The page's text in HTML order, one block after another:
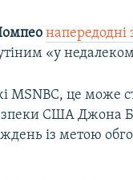
напередодні
«у
MSNBC, це може
США Джона
із метою